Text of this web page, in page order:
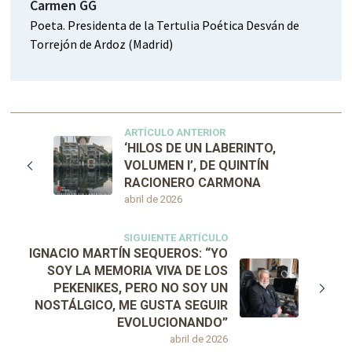
Carmen GG
Poeta. Presidenta de la Tertulia Poética Desván de
Torrejón de Ardoz (Madrid)
ARTÍCULO ANTERIOR
abril de 2026
‘HILOS DE UN LABERINTO,
VOLUMEN I’, DE QUINTÍN
RACIONERO CARMONA
SIGUIENTE ARTÍCULO
abril de 2026
IGNACIO MARTÍN SEQUEROS: “YO
SOY LA MEMORIA VIVA DE LOS
PEKENIKES, PERO NO SOY UN
NOSTÁLGICO, ME GUSTA SEGUIR
EVOLUCIONANDO”